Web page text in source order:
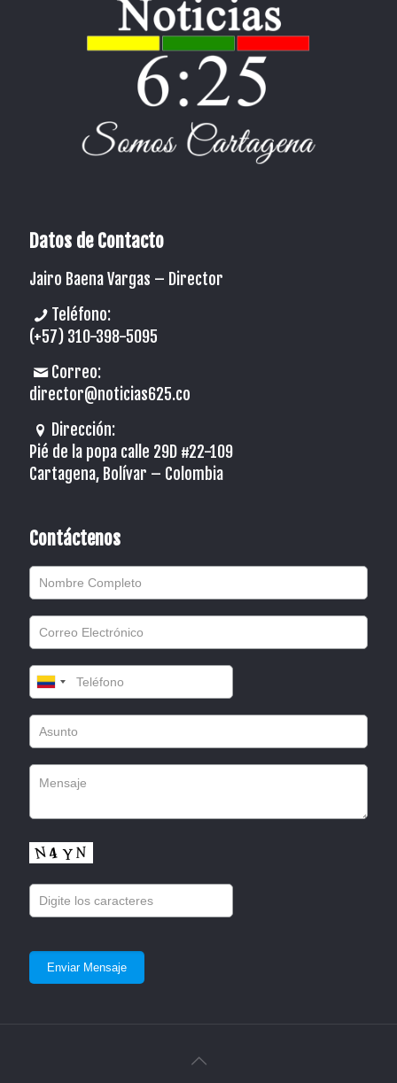
Datos de Contacto
Jairo Baena Vargas – Director
Teléfono:
(+57) 310-398-5095
Correo:
director@noticias625.co
Dirección:
Pié de la popa calle 29D #22-109
Cartagena, Bolívar – Colombia
Contáctenos